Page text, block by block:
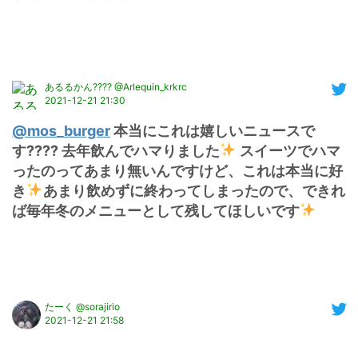
あるるかん???? @Arlequin_krkrc
2021-12-21 21:30
@mos_burger 本当にこれは嬉しいニュースで
す???? 去年飲んでハマりました
スイーツでハマ
ったのってあまり無いんですけど、これは本当に好
き
あまり飲めずに終わってしまったので、できれ
ば毎年冬のメニューとして残してほしいです
たーく @sorajirio
2021-12-21 21:58